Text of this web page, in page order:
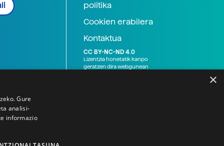
politika
Cookien erabilera
Kontaktua
CC BY-NC-ND 4.0
Lizentzia honetatik kanpo
geratzen dira webgunean
×
Gure
analisi-
informazio